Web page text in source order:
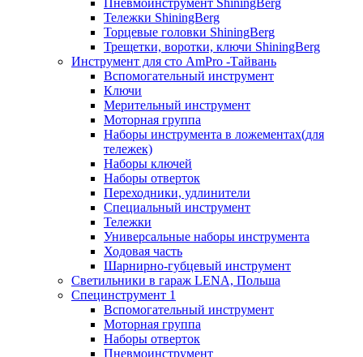
Пневмоинструмент ShiningBerg
Тележки ShiningBerg
Торцевые головки ShiningBerg
Трещетки, воротки, ключи ShiningBerg
Инструмент для сто AmPro -Тайвань
Вспомогательный инструмент
Ключи
Мерительный инструмент
Моторная группа
Наборы инструмента в ложементах(для
тележек)
Наборы ключей
Наборы отверток
Переходники, удлинители
Специальный инструмент
Тележки
Универсальные наборы инструмента
Ходовая часть
Шарнирно-губцевый инструмент
Светильники в гараж LENA, Польша
Специнструмент 1
Вспомогательный инструмент
Моторная группа
Наборы отверток
Пневмоинструмент